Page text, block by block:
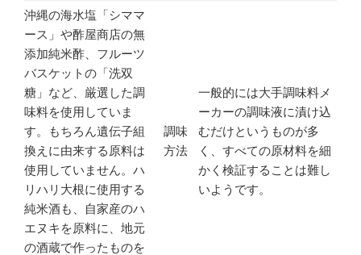
沖縄の海水塩「シママ
ース」や酢屋商店の無
添加純米酢、フルーツ
バスケットの「洗双
糖」など、厳選した調
味料を使用していま
す。もちろん遺伝子組
換えに由来する原料は
使用していません。ハ
リハリ大根に使用する
純米酒も、自家産のハ
エヌキを原料に、地元
の酒蔵で作ったものを
調味
方法
一般的には大手調味料メ
ーカーの調味液に漬け込
むだけというものが多
く、すべての原材料を細
かく検証することは難し
いようです。